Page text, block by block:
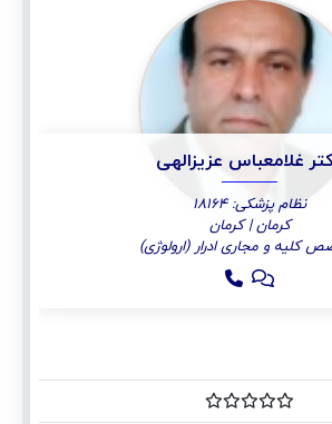
غلامعباس عزیزالهی
نظام پزشکی: 18164
کرمان | کرمان
کلیه و مجاری ادرار (ارولوژی)